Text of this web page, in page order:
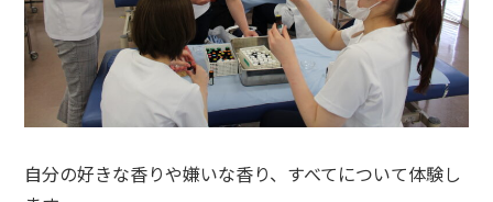
自分の好きな香りや嫌いな香り、すべてについて体験し